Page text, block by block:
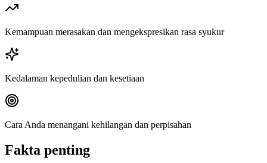
Kemampuan merasakan dan mengekspresikan rasa syukur
Kedalaman kepedulian dan kesetiaan
Cara Anda menangani kehilangan dan perpisahan
Fakta penting